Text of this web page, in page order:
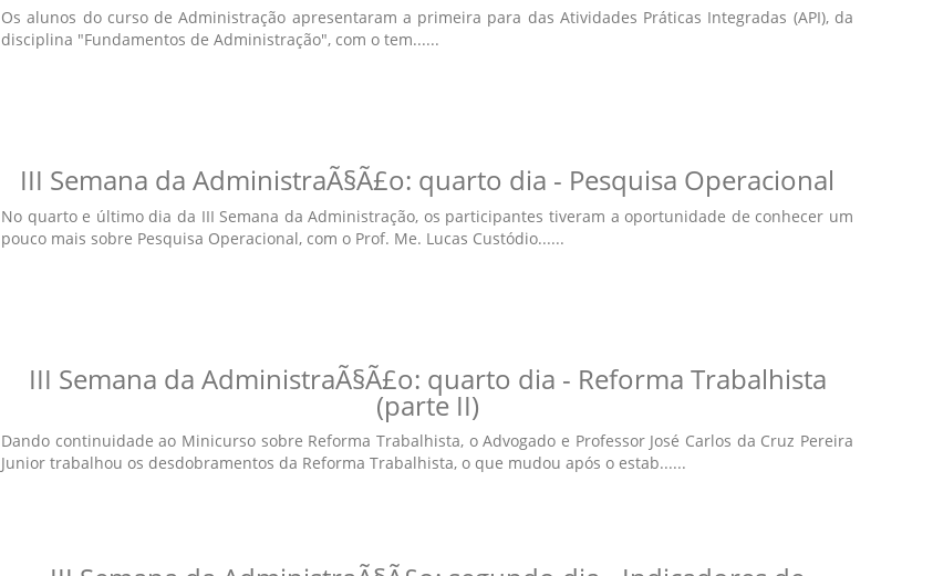
Os alunos do curso de Administração apresentaram a primeira para das Atividades Práticas Integradas (API), da
disciplina "Fundamentos de Administração", com o tem......
III Semana da AdministraÃ§Ã£o: quarto dia - Pesquisa Operacional
No quarto e último dia da III Semana da Administração, os participantes tiveram a oportunidade de conhecer um
pouco mais sobre Pesquisa Operacional, com o Prof. Me. Lucas Custódio......
III Semana da AdministraÃ§Ã£o: quarto dia - Reforma Trabalhista
(parte II)
Dando continuidade ao Minicurso sobre Reforma Trabalhista, o Advogado e Professor José Carlos da Cruz Pereira
Junior trabalhou os desdobramentos da Reforma Trabalhista, o que mudou após o estab......